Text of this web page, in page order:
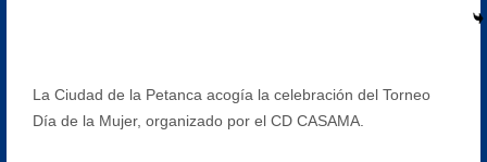
La Ciudad de la Petanca acogía la celebración del Torneo
Día de la Mujer, organizado por el CD CASAMA.